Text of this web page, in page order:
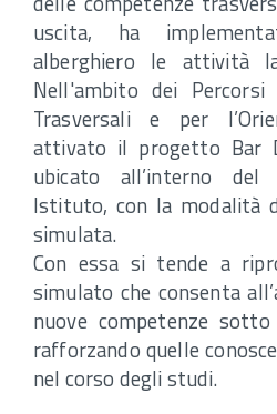
uscita, ha
alberghiero le attività
Nell'ambito dei
Trasversali e per
attivato il progetto Bar
ubicato all’interno del
Istituto, con la modalità
simulata.
Con essa si tende a
simulato che consenta
nuove competenze
rafforzando quelle
nel corso degli studi.